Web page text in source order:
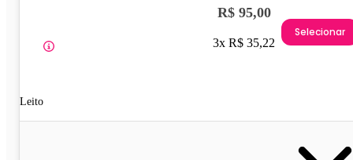
Leito
R$ 95,00
3x R$ 35,22
Selecionar